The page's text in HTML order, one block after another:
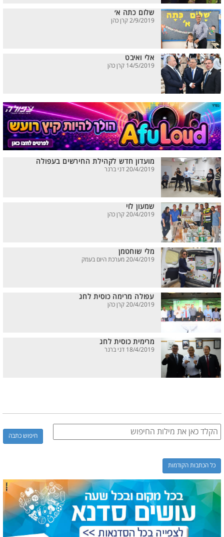
שלום כתה א׳
2/9/2019 קרן כהן
אלי ואיבט
14/5/2019 קרן כהן
מועדון חדש לקהילת החירשים בעפולה
20/4/2019 דני ברנר
שמעון לוי
20/4/2019 קרן כהן
מלי שוחטמן
20/4/2019 מערכת היום בעמק
עפולה מרימה כוסית לחג
20/4/2019 קרן כהן
מרימית כוסית לחג
18/4/2019 דני ברנר
כל הכתבות הקודמות